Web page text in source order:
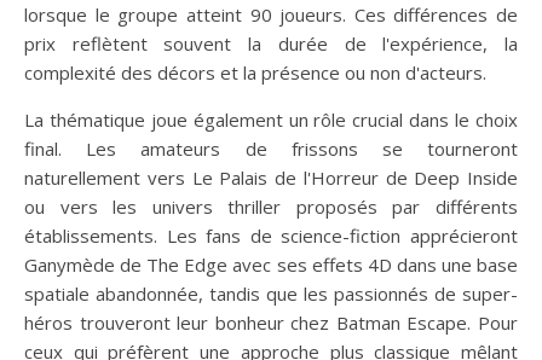
lorsque le groupe atteint 90 joueurs. Ces différences de
prix reflètent souvent la durée de l'expérience, la
complexité des décors et la présence ou non d'acteurs.
La thématique joue également un rôle crucial dans le choix
final. Les amateurs de frissons se tourneront
naturellement vers Le Palais de l'Horreur de Deep Inside
ou vers les univers thriller proposés par différents
établissements. Les fans de science-fiction apprécieront
Ganymède de The Edge avec ses effets 4D dans une base
spatiale abandonnée, tandis que les passionnés de super-
héros trouveront leur bonheur chez Batman Escape. Pour
ceux qui préfèrent une approche plus classique mêlant